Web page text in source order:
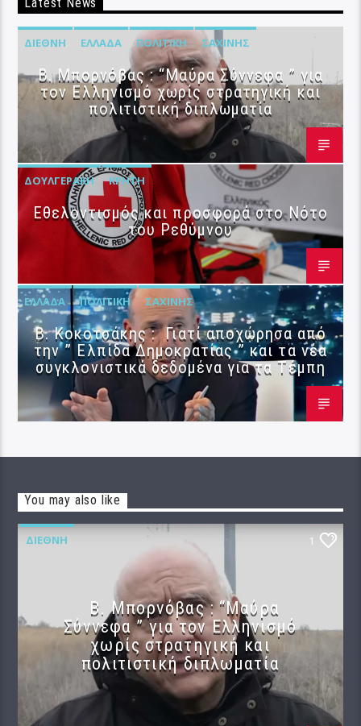
ΔΙΕΘΝΉ ΕΛΛΆΔΑ ΠΟΛΙΤΙΚΉ ΣΑΧΊΝΗΣ
B. Μπορνόβας : “Μαύρα Σύννεφα ” για
τον Ελληνισμό χωρίς στρατηγική και
πολιτιστική διπλωματία
ΔΟΥΛΓΕΡΆΚΗ ΚΡΉΤΗ
Εθελοντισμός και προσφορά στο Νότο
του Ρεθύμνου
ΕΛΛΆΔΑ ΠΟΛΙΤΙΚΉ ΣΑΧΊΝΗΣ
Β. Κοκοτσάκης : Γιατί αποχώρησα από
την ” Ελπίδα Δημοκρατίας ” και τα νέα
συγκλονιστικά δεδομένα για τα Τέμπη
You may also like
ΔΙΕΘΝΉ 1
B. Μπορνόβας : “Μαύρα
Σύννεφα ” για τον Ελληνισμό
χωρίς στρατηγική και
πολιτιστική διπλωματία